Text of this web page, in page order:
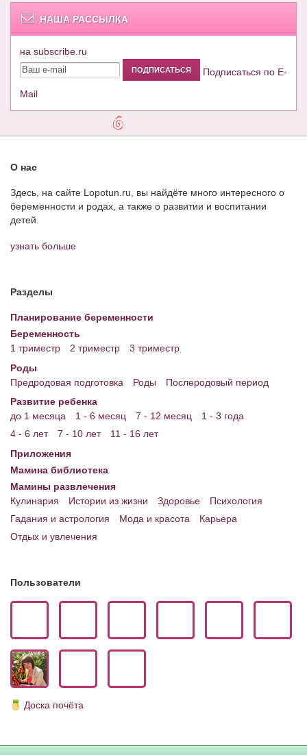
НАША РАССЫЛКА
на subscribe.ru
Подписаться по E-
Mail
О нас
Здесь, на сайте Lopotun.ru, вы найдёте много интересного о
беременности и родах, а также о развитии и воспитании
детей.
узнать больше
Разделы
Планирование беременности
Беременность
1 триместр
2 триместр
3 триместр
Роды
Предродовая подготовка
Роды
Послеродовый период
Развитие ребенка
до 1 месяца
1 - 6 месяц 7 - 12 месяц
1 - 3 года
4 - 6 лет
7 - 10 лет
11 - 16 лет
Приложения
Мамина библиотека
Мамины развлечения
Кулинария
Истории из жизни Здоровье
Психология
Гадания и астрология
Мода и красота
Карьера
Отдых и увлечения
Пользователи
Доска почёта